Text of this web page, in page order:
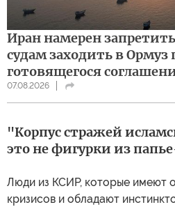
Иран намерен
судам заходить в Ормуз
готовящегося
07.08.2026
"Корпус стражей
это не фигурки из
Люди из КСИР, которые имеют
кризисов и обладают